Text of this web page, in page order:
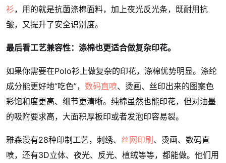
衫，用的就是抗菌涤棉面料，加上夜光反光条，既耐用抗
皱，又提升了安全识别度。
最后看工艺兼容性：涤棉也更适合做复杂印花。
如果你需要在Polo衫上做复杂的印花，涤棉优势明显。涤纶
成分能更好地“吃色”， 数码直喷、烫画、丝印出来的图案色
彩饱和度更高、细节更清晰。纯棉虽然也能印花，但对油墨
的吸附要求高，大面积厚板印或者发泡印容易裂。
雅森漫有28种印制工艺，刺绣、 丝网印刷 、烫画、数码直
喷，还有3D立体、夜光、反光、植绒等等，都能做。他们用